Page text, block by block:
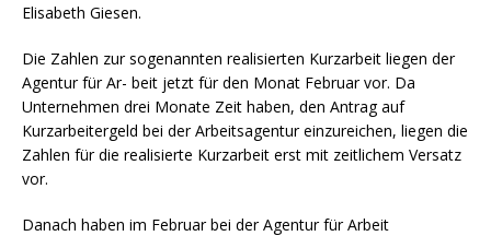
Elisabeth Giesen.
Die Zahlen zur sogenannten realisierten Kurzarbeit liegen der
Agentur für Ar- beit jetzt für den Monat Februar vor. Da
Unternehmen drei Monate Zeit haben, den Antrag auf
Kurzarbeitergeld bei der Arbeitsagentur einzureichen, liegen die
Zahlen für die realisierte Kurzarbeit erst mit zeitlichem Versatz
vor.
Danach haben im Februar bei der Agentur für Arbeit